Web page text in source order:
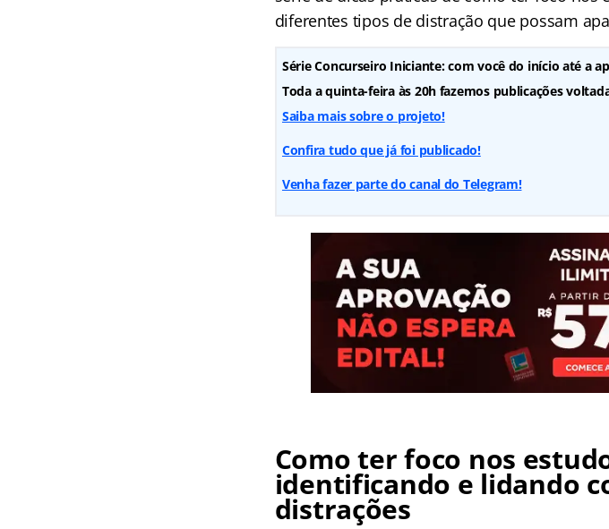
diferentes tipos de distração que possam
Série Concurseiro Iniciante: com você do início até a
Toda a quinta-feira às 20h fazemos publicações
Saiba mais sobre o projeto!
Confira tudo que já foi publicado!
Venha fazer parte do canal do Telegram!
Como ter foco nos
identificando e lidando
distrações